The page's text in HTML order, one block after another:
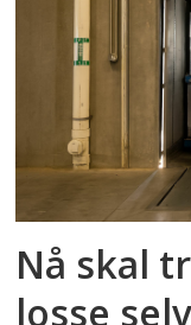
Nå skal
losse selv